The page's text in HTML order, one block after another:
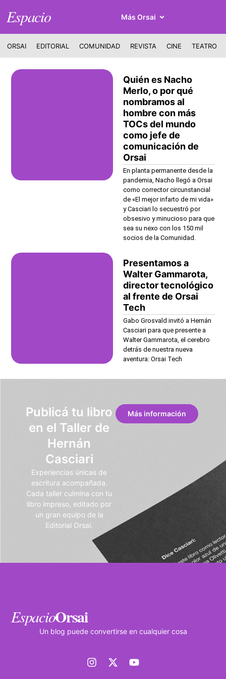
Espacio Más Orsai
ORSAI EDITORIAL COMUNIDAD REVISTA CINE TEATRO
Quién es Nacho
Merlo, o por qué
nombramos al
hombre con más
TOCs del mundo
como jefe de
comunicación de
Orsai
En planta permanente desde la
pandemia, Nacho llegó a Orsai
como corrector circunstancial
de «El mejor infarto de mi vida»
y Casciari lo secuestró por
obsesivo y minucioso para que
sea su nexo con los 150 mil
socios de la Comunidad.
Presentamos a
Walter Gammarota,
director tecnológico
al frente de Orsai
Tech
Gabo Grosvald invitó a Hernán
Casciari para que presente a
Walter Gammarota, el cerebro
detrás de nuestra nueva
aventura: Orsai Tech
Publicá tu libro
en el Taller de
Hernán
Casciari
Experiencias únicas de
escritura acompañada.
Cada taller culmina con tu
libro impreso, editado por
un gran equipo de la
Editorial Orsai.
Más información
EspacioOrsai
Un blog puede convertirse en cualquier cosa